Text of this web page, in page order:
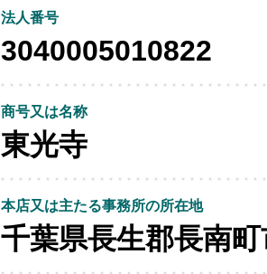
法人番号
3040005010822
商号又は名称
東光寺
本店又は主たる事務所の所在地
千葉県長生郡長南